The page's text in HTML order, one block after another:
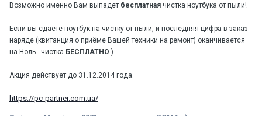
Возможно именно Вам выпадет бесплатная чистка ноутбука от пыли!
Если вы сдаете ноутбук на чистку от пыли, и последняя цифра в заказ-
наряде (квитанция о приёме Вашей техники на ремонт) оканчивается
на Ноль - чистка БЕСПЛАТНО ).
Акция действует до 31.12.2014 года.
https://pc-partner.com.ua/